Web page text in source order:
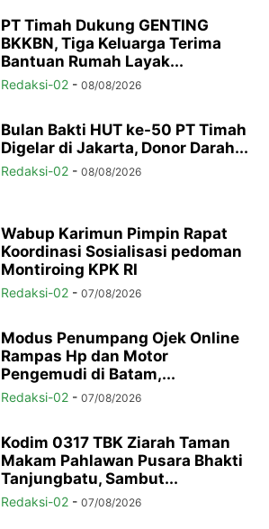
PT Timah Dukung GENTING
BKKBN, Tiga Keluarga Terima
Bantuan Rumah Layak...
Redaksi-02 - 08/08/2026
Bulan Bakti HUT ke-50 PT Timah
Digelar di Jakarta, Donor Darah...
Redaksi-02 - 08/08/2026
Wabup Karimun Pimpin Rapat
Koordinasi Sosialisasi pedoman
Montiroing KPK RI
Redaksi-02 - 07/08/2026
Modus Penumpang Ojek Online
Rampas Hp dan Motor
Pengemudi di Batam,...
Redaksi-02 - 07/08/2026
Kodim 0317 TBK Ziarah Taman
Makam Pahlawan Pusara Bhakti
Tanjungbatu, Sambut...
Redaksi-02 - 07/08/2026